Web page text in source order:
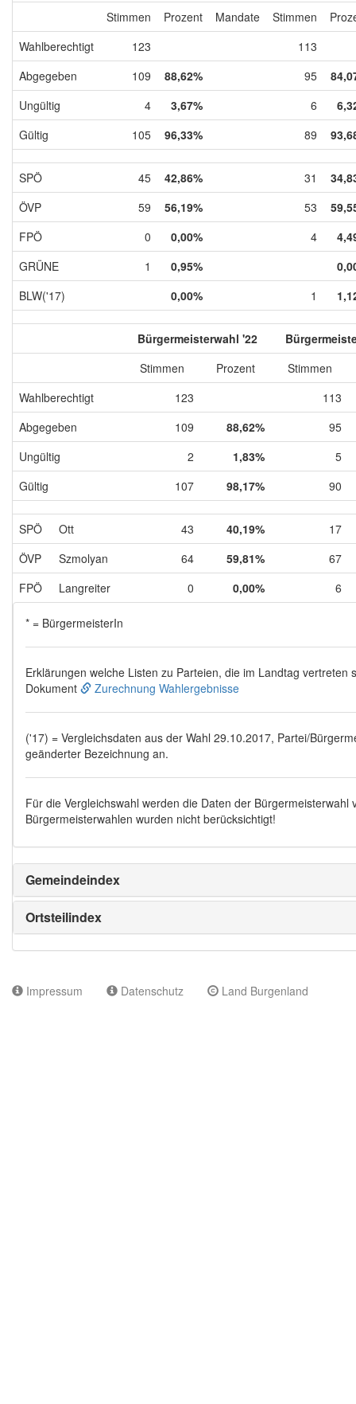
Stimmen
Prozent Mandate Stimmen
Wahlberechtigt
123
113
Abgegeben
109 88,62% 95
Ungültig
4 3,67% 6
Gültig
105 96,33% 89
SPÖ 45 42,86% 31
ÖVP
59 56,19% 53
FPÖ
0 0,00% 4
GRÜNE
1 0,95%
BLW('17)
0,00% 1
Bürgermeisterwahl '22
Stimmen
Prozent
Stimmen
Wahlberechtigt
123
113
Abgegeben
109 88,62%
95
Ungültig
2 1,83%
5
Gültig
107 98,17% 90
SPÖ Ott 43 40,19%
17
ÖVP
Szmolyan 64 59,81%
67
FPÖ
Langreiter 0 0,00% 6
* = BürgermeisterIn
Erklärungen welche Listen zu Parteien, die im Landtag vertreten
Dokument
Zurechnung Wahlergebnisse
('17) = Vergleichsdaten aus der Wahl 29.10.2017, Partei/
geänderter Bezeichnung an.
Für die Vergleichswahl werden die Daten der Bürgermeisterwahl
Bürgermeisterwahlen wurden nicht berücksichtigt!
Gemeindeindex
Ortsteilindex
Impressum Datenschutz Land Burgenland